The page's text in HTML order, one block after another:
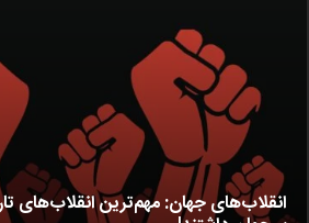
انقلاب‌های جهان: مهم‌ترین انقلاب‌های